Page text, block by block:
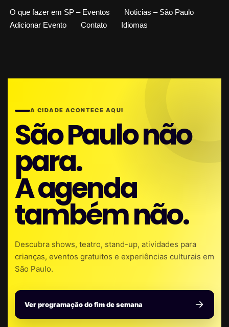
O que fazer em SP – Eventos
Noticias – São Paulo
Adicionar Evento
Contato Idiomas
A CIDADE ACONTECE AQUI
São Paulo não
para.
A agenda
também não.
Descubra shows, teatro, stand-up, atividades para
crianças, eventos gratuitos e experiências culturais em
São Paulo.
Ver programação do fim de semana